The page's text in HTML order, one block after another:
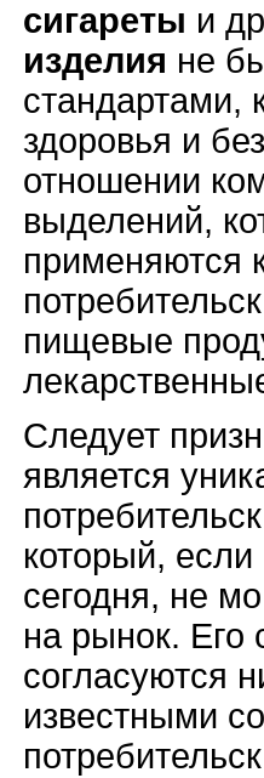
сигареты и
изделия не
здоровья и
отношении
выделений,
применяются
пищевые
Следует
является
который,
сегодня, не
на рынок. Его
согласуются
известными